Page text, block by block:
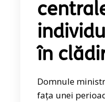
în
Domnule
fața unei